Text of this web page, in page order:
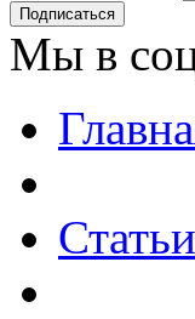
Подписаться
Мы в